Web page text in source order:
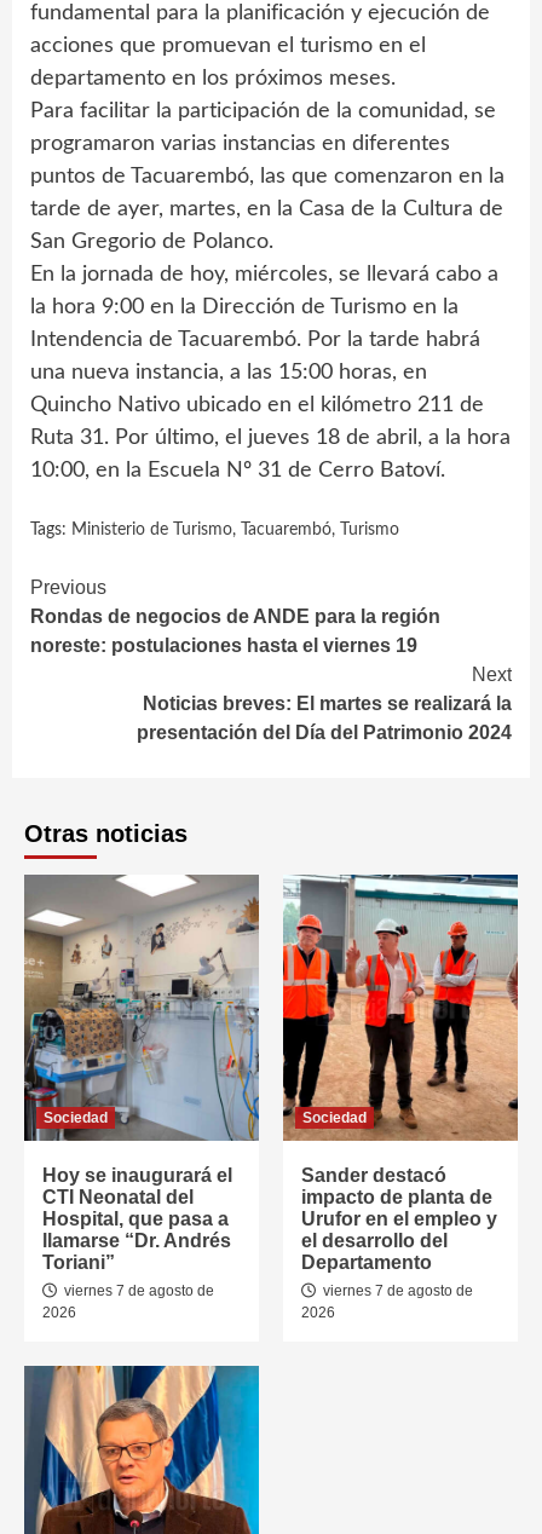
fundamental para la planificación y ejecución de
acciones que promuevan el turismo en el
departamento en los próximos meses.
Para facilitar la participación de la comunidad, se
programaron varias instancias en diferentes
puntos de Tacuarembó, las que comenzaron en la
tarde de ayer, martes, en la Casa de la Cultura de
San Gregorio de Polanco.
En la jornada de hoy, miércoles, se llevará cabo a
la hora 9:00 en la Dirección de Turismo en la
Intendencia de Tacuarembó. Por la tarde habrá
una nueva instancia, a las 15:00 horas, en
Quincho Nativo ubicado en el kilómetro 211 de
Ruta 31. Por último, el jueves 18 de abril, a la hora
10:00, en la Escuela Nº 31 de Cerro Batoví.
Tags: Ministerio de Turismo, Tacuarembó, Turismo
Continue
Reading
Previous
Rondas de negocios de ANDE para la región
noreste: postulaciones hasta el viernes 19
Next
Noticias breves: El martes se realizará la
presentación del Día del Patrimonio 2024
Otras noticias
Sociedad
Hoy se inaugurará el
CTI Neonatal del
Hospital, que pasa a
llamarse “Dr. Andrés
Toriani”
viernes 7 de agosto de
2026
Sociedad
Sander destacó
impacto de planta de
Urufor en el empleo y
el desarrollo del
Departamento
viernes 7 de agosto de
2026